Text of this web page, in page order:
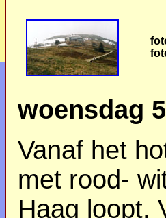
woensdag
Vanaf het
met rood-
Haag loopt.